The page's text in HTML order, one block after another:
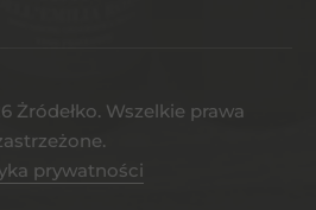
Żródełko. Wszelkie prawa
prywatności